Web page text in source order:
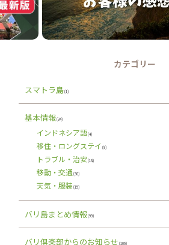
カテゴリー
スマトラ島(1)
基本情報(34)
インドネシア語(4)
移住・ロングステイ (9)
トラブル・治安(18)
移動・交通 (30)
天気・服装 (15)
バリ島まとめ情報(99)
バリ倶楽部からのお知らせ (106)